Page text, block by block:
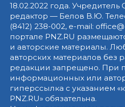
18.02.2022 года.
редактор — Белов В.Ю.
(8412) 238-002, e-mail:
портале PNZ.RU
и авторские материалы.
авторских материалов без
редакции запрещено. При
информационных или
гиперссылка с указанием
PNZ.RU» обязательна.